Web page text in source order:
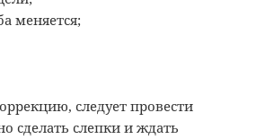
меняется;
следует провести
сделать слепки и ждать